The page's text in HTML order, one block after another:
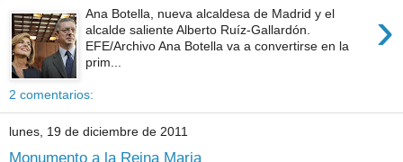
›
Ana Botella, nueva alcaldesa de Madrid y el
alcalde saliente Alberto Ruíz-Gallardón.
EFE/Archivo Ana Botella va a convertirse en la
prim...
2 comentarios:
lunes, 19 de diciembre de 2011
Monumento a la Reina Maria